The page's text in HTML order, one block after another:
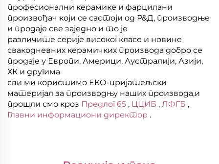
професионални керамике и фарцилани
произвођач који се састоји од Р&Д, производње
и продаје све заједно и то је
различите серије високог класе и новине
свакодневних керамичких производа добро се
продаје у Европи, Америци, Аустралији, Азији,
ХК и другима
сви ми користимо ЕКО-пријатељски
материјал за производњу наших производа,и
прошли смо кроз Предлог 65 , ЦЦИБ , ЛФГБ ,
Главни информациони директор .